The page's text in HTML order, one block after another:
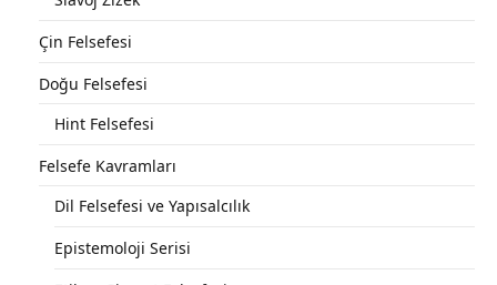
Çin Felsefesi
Doğu Felsefesi
Hint Felsefesi
Felsefe Kavramları
Dil Felsefesi ve Yapısalcılık
Epistemoloji Serisi